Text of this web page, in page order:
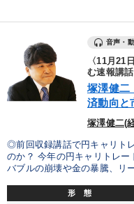
音声・
〈11月21
む速報講話
塚澤健二
済動向と
塚澤健二(
◎前回収録講話で円キャリト
のか？ 今年の円キャリトレー
バブルの崩壊や金の暴騰、リ
形 態